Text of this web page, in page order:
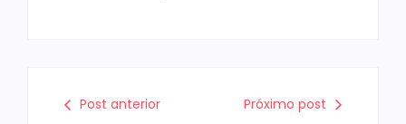
Post anterior Próximo post